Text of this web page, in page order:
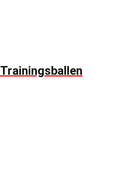
Trainingsballen